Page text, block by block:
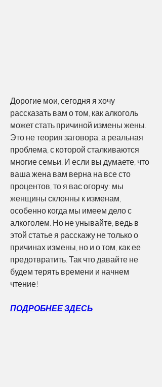
Дорогие мои, сегодня я хочу
рассказать вам о том, как алкоголь
может стать причиной измены жены.
Это не теория заговора, а реальная
проблема, с которой сталкиваются
многие семьи. И если вы думаете, что
ваша жена вам верна на все сто
процентов, то я вас огорчу: мы
женщины склонны к изменам,
особенно когда мы имеем дело с
алкоголем. Но не унывайте, ведь в
этой статье я расскажу не только о
причинах измены, но и о том, как ее
предотвратить. Так что давайте не
будем терять времени и начнем
чтение!
ПОДРОБНЕЕ ЗДЕСЬ